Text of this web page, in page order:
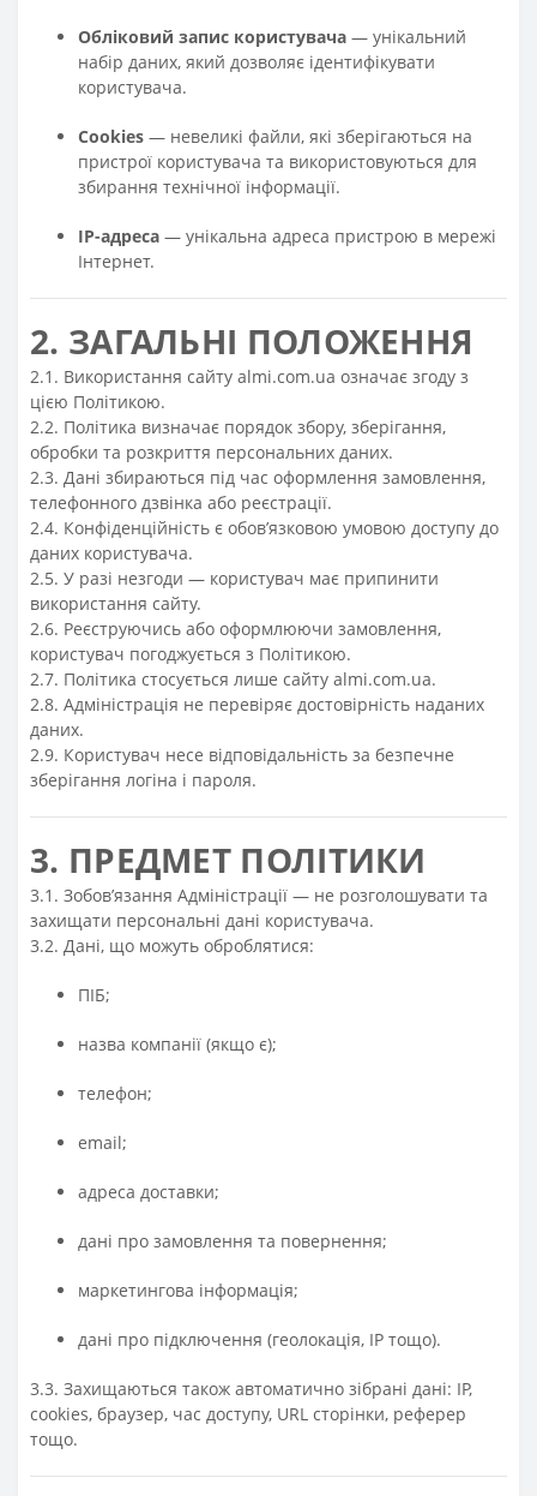
Обліковий запис користувача — унікальний
набір даних, який дозволяє ідентифікувати
користувача.
Cookies — невеликі файли, які зберігаються на
пристрої користувача та використовуються для
збирання технічної інформації.
IP-адреса — унікальна адреса пристрою в мережі
Інтернет.
2. ЗАГАЛЬНІ ПОЛОЖЕННЯ
2.1. Використання сайту almi.com.ua означає згоду з
цією Політикою.
2.2. Політика визначає порядок збору, зберігання,
обробки та розкриття персональних даних.
2.3. Дані збираються під час оформлення замовлення,
телефонного дзвінка або реєстрації.
2.4. Конфіденційність є обов’язковою умовою доступу до
даних користувача.
2.5. У разі незгоди — користувач має припинити
використання сайту.
2.6. Реєструючись або оформлюючи замовлення,
користувач погоджується з Політикою.
2.7. Політика стосується лише сайту almi.com.ua.
2.8. Адміністрація не перевіряє достовірність наданих
даних.
2.9. Користувач несе відповідальність за безпечне
зберігання логіна і пароля.
3. ПРЕДМЕТ ПОЛІТИКИ
3.1. Зобов’язання Адміністрації — не розголошувати та
захищати персональні дані користувача.
3.2. Дані, що можуть оброблятися:
ПІБ;
назва компанії (якщо є);
телефон;
email;
адреса доставки;
дані про замовлення та повернення;
маркетингова інформація;
дані про підключення (геолокація, IP тощо).
3.3. Захищаються також автоматично зібрані дані: IP,
cookies, браузер, час доступу, URL сторінки, реферер
тощо.